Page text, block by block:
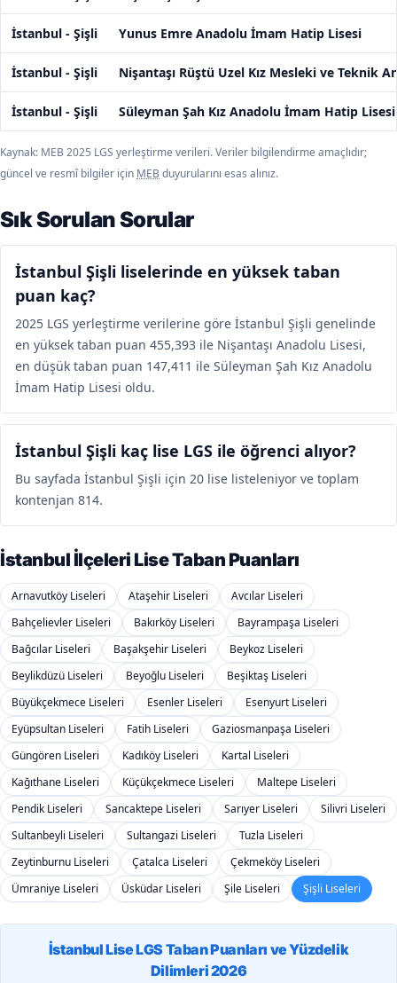
İstanbul - Şişli Yunus Emre Anadolu İmam Hatip Lisesi
İstanbul - Şişli Nişantaşı Rüştü Uzel Kız Mesleki ve Teknik
İstanbul - Şişli Süleyman Şah Kız Anadolu İmam Hatip Lisesi
Kaynak: MEB 2025 LGS yerleştirme verileri. Veriler bilgilendirme amaçlıdır;
güncel ve resmî bilgiler için MEB duyurularını esas alınız.
Sık Sorulan Sorular
İstanbul Şişli liselerinde en yüksek taban
puan kaç?
2025 LGS yerleştirme verilerine göre İstanbul Şişli genelinde
en yüksek taban puan 455,393 ile Nişantaşı Anadolu Lisesi,
en düşük taban puan 147,411 ile Süleyman Şah Kız Anadolu
İmam Hatip Lisesi oldu.
İstanbul Şişli kaç lise LGS ile öğrenci alıyor?
Bu sayfada İstanbul Şişli için 20 lise listeleniyor ve toplam
kontenjan 814.
İstanbul İlçeleri Lise Taban Puanları
Arnavutköy Liseleri Ataşehir Liseleri
Avcılar Liseleri
Bahçelievler Liseleri
Bakırköy Liseleri
Bayrampaşa Liseleri
Bağcılar Liseleri
Başakşehir Liseleri
Beykoz Liseleri
Beylikdüzü Liseleri
Beyoğlu Liseleri
Beşiktaş Liseleri
Büyükçekmece Liseleri
Esenler Liseleri
Esenyurt Liseleri
Eyüpsultan Liseleri
Fatih Liseleri
Gaziosmanpaşa Liseleri
Güngören Liseleri
Kadıköy Liseleri
Kartal Liseleri
Kağıthane Liseleri
Küçükçekmece Liseleri
Maltepe Liseleri
Pendik Liseleri
Sancaktepe Liseleri Sarıyer Liseleri
Silivri Liseleri
Sultanbeyli Liseleri
Sultangazi Liseleri
Tuzla Liseleri
Zeytinburnu Liseleri
Çatalca Liseleri
Çekmeköy Liseleri
Ümraniye Liseleri
Üsküdar Liseleri Şile Liseleri Şişli Liseleri
İstanbul Lise LGS Taban Puanları ve Yüzdelik
Dilimleri 2026